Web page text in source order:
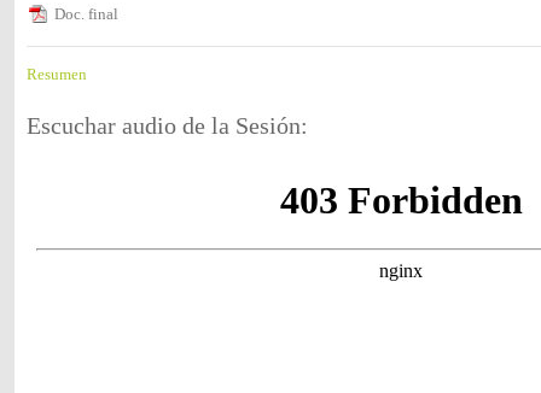
Doc. final
Resumen
Escuchar audio de la Sesión: